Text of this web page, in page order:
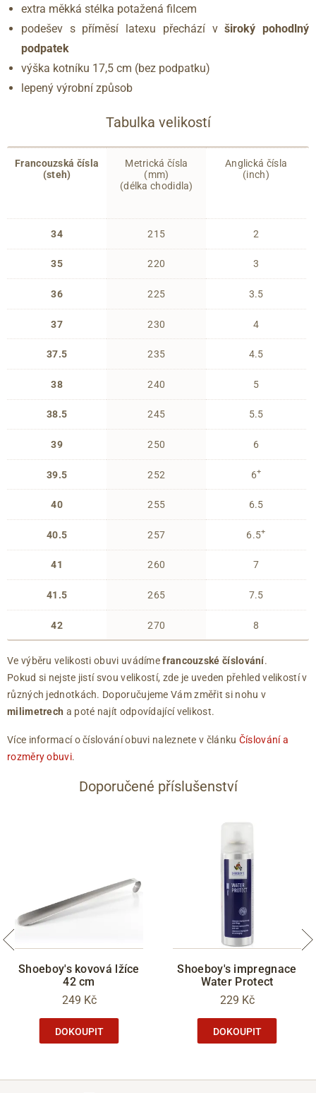
extra měkká stélka potažená filcem
podešev s příměsí latexu přechází vširoký pohodlný
podpatek
výška kotníku 17,5 cm (bez podpatku)
lepený výrobní způsob
Tabulka velikostí
Francouzská čísla
(steh)
34
35
36
37
37.5
38
38.5
39
39.5
40
40.5
41
41.5
42
Metrická čísla
(mm)
(délka chodidla)
215
220
225
230
235
240
245
250
252
255
257
260
265
270
Anglická čísla
(inch)
2
3
3.5
4
4.5
5
5.5
6
6+
6.5
6.5+
7
7.5
8
Ve výběru velikosti obuvi uvádímefrancouzské číslování.
Pokud si nejste jistí svou velikostí, zde je uveden přehled velikostí v
různých jednotkách. Doporučujeme Vám změřit si nohu v
milimetrech a poté najít odpovídající velikost.
Více informací o číslování obuvi naleznete v článku Číslování a
rozměry obuvi.
Doporučené příslušenství
Shoeboy's kovová lžíce
42 cm
249 Kč
DOKOUPIT
Shoeboy's impregnace
Water Protect
229 Kč
DOKOUPIT